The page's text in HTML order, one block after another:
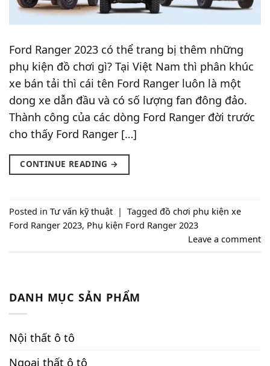
Ford Ranger 2023 có thể trang bị thêm những
phụ kiện đồ chơi gì? Tại Việt Nam thì phân khúc
xe bán tải thì cái tên Ford Ranger luôn là một
dong xe dẫn đầu và có số lượng fan đông đảo.
Thành công của các dòng Ford Ranger đời trước
cho thấy Ford Ranger […]
CONTINUE READING →
Posted in Tư vấn kỹ thuật | Tagged đồ chơi phụ kiện xe
Ford Ranger 2023, Phụ kiện Ford Ranger 2023
Leave a comment
DANH MỤC SẢN PHẨM
Nội thất ô tô
Ngoại thất ô tô